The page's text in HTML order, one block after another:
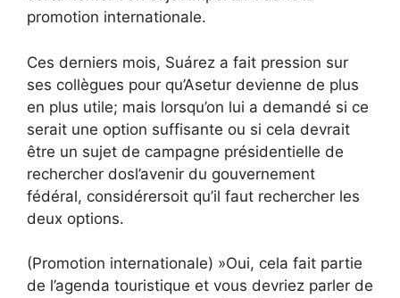
promotion internationale.
Ces derniers mois, Suárez a fait pression sur
ses collègues pour qu’Asetur devienne de plus
en plus utile; mais lorsqu’on lui a demandé si ce
serait une option suffisante ou si cela devrait
être un sujet de campagne présidentielle de
rechercher dosl’avenir du gouvernement
fédéral, considérersoit qu’il faut rechercher les
deux options.
(Promotion internationale) »Oui, cela fait partie
de l’agenda touristique et vous devriez parler de